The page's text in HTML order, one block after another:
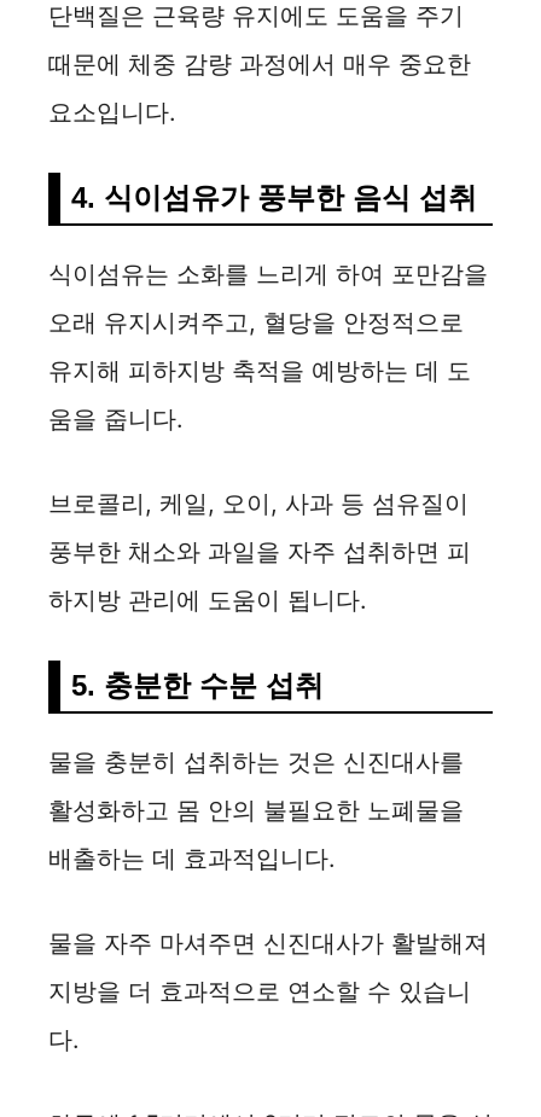
단백질은 근육량 유지에도 도움을 주기
때문에 체중 감량 과정에서 매우 중요한
요소입니다.
4. 식이섬유가 풍부한 음식 섭취
식이섬유는 소화를 느리게 하여 포만감을
오래 유지시켜주고, 혈당을 안정적으로
유지해 피하지방 축적을 예방하는 데 도
움을 줍니다.
브로콜리, 케일, 오이, 사과 등 섬유질이
풍부한 채소와 과일을 자주 섭취하면 피
하지방 관리에 도움이 됩니다.
5. 충분한 수분 섭취
물을 충분히 섭취하는 것은 신진대사를
활성화하고 몸 안의 불필요한 노폐물을
배출하는 데 효과적입니다.
물을 자주 마셔주면 신진대사가 활발해져
지방을 더 효과적으로 연소할 수 있습니
다.